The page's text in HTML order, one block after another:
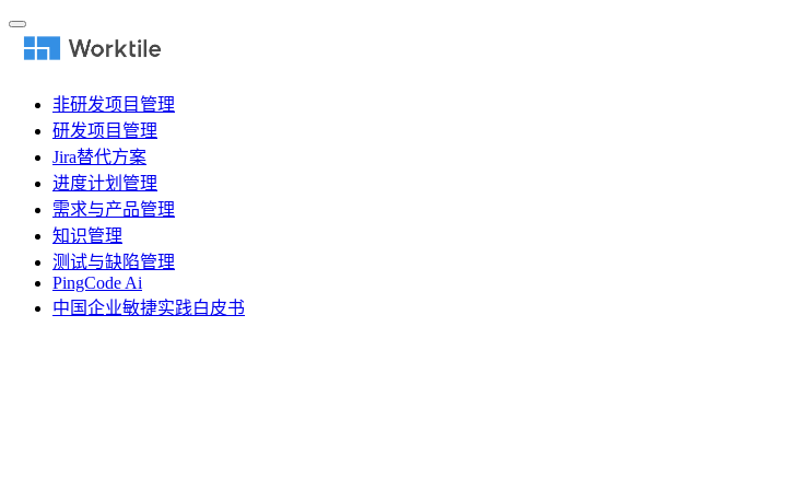
非研发项目管理
研发项目管理
Jira替代方案
进度计划管理
需求与产品管理
知识管理
测试与缺陷管理
PingCode Ai
中国企业敏捷实践白皮书